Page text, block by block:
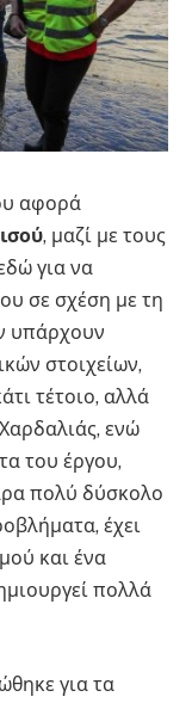
αφορά
, μαζί με τους
για να
σε σχέση με τη
υπάρχουν
στοιχείων,
τέτοιο, αλλά
ενώ
του έργου,
πολύ δύσκολο
έχει
και ένα
πολλά
για τα